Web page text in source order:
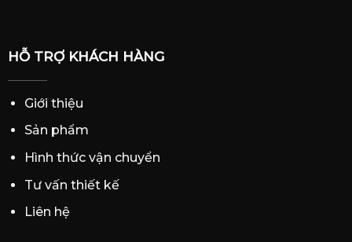
HỖ TRỢ KHÁCH HÀNG
Giới thiệu
Sản phẩm
Hình thức vận chuyển
Tư vấn thiết kế
Liên hệ